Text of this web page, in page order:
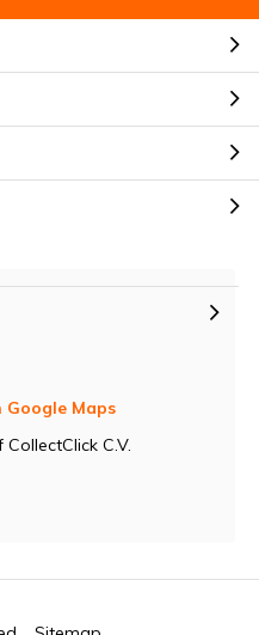
Google Maps
C.V.